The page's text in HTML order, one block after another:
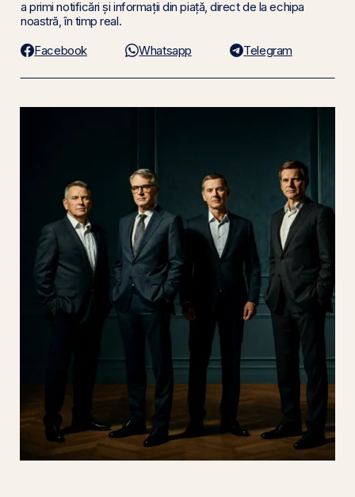
a primi notificări și informații din piață, direct de la echipa
noastră, în timp real.
Facebook
Whatsapp Telegram